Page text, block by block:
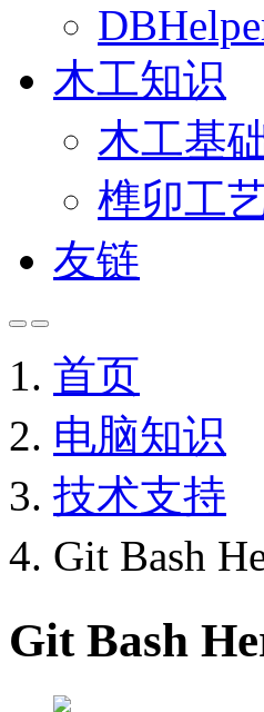
木工知识
木工基
榫卯工
友链
首页
电脑知识
技术支持
Git Bash
Git Bash